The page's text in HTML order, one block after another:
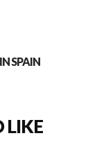
SPAIN
LIKE